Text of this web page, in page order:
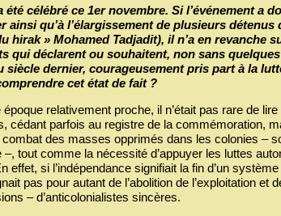
été célébré ce 1er novembre. Si l’événement a
ainsi qu’à l’élargissement de plusieurs
hirak » Mohamed Tadjadit), il n’a en revanche
qui déclarent ou souhaitent, non sans
siècle dernier, courageusement pris part à la
cet état de fait ?
époque relativement proche, il n’était pas rare de
cédant parfois au registre de la commémoration,
combat des masses opprimés dans les colonies –
–, tout comme la nécessité d’appuyer les luttes
effet, si l’indépendance signifiait la fin d’un
pas pour autant de l’abolition de l’exploitation
– d’anticolonialistes sincères.